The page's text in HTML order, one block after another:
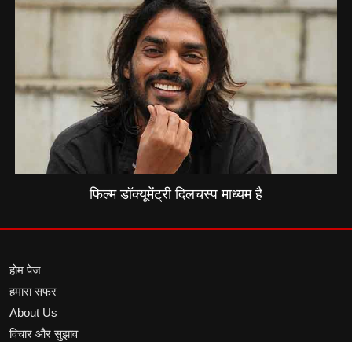
फिल्म डॉक्यूमेंट्री दिलचस्प माध्यम है
होम पेज
हमारा सफर
About Us
विचार और सुझाव